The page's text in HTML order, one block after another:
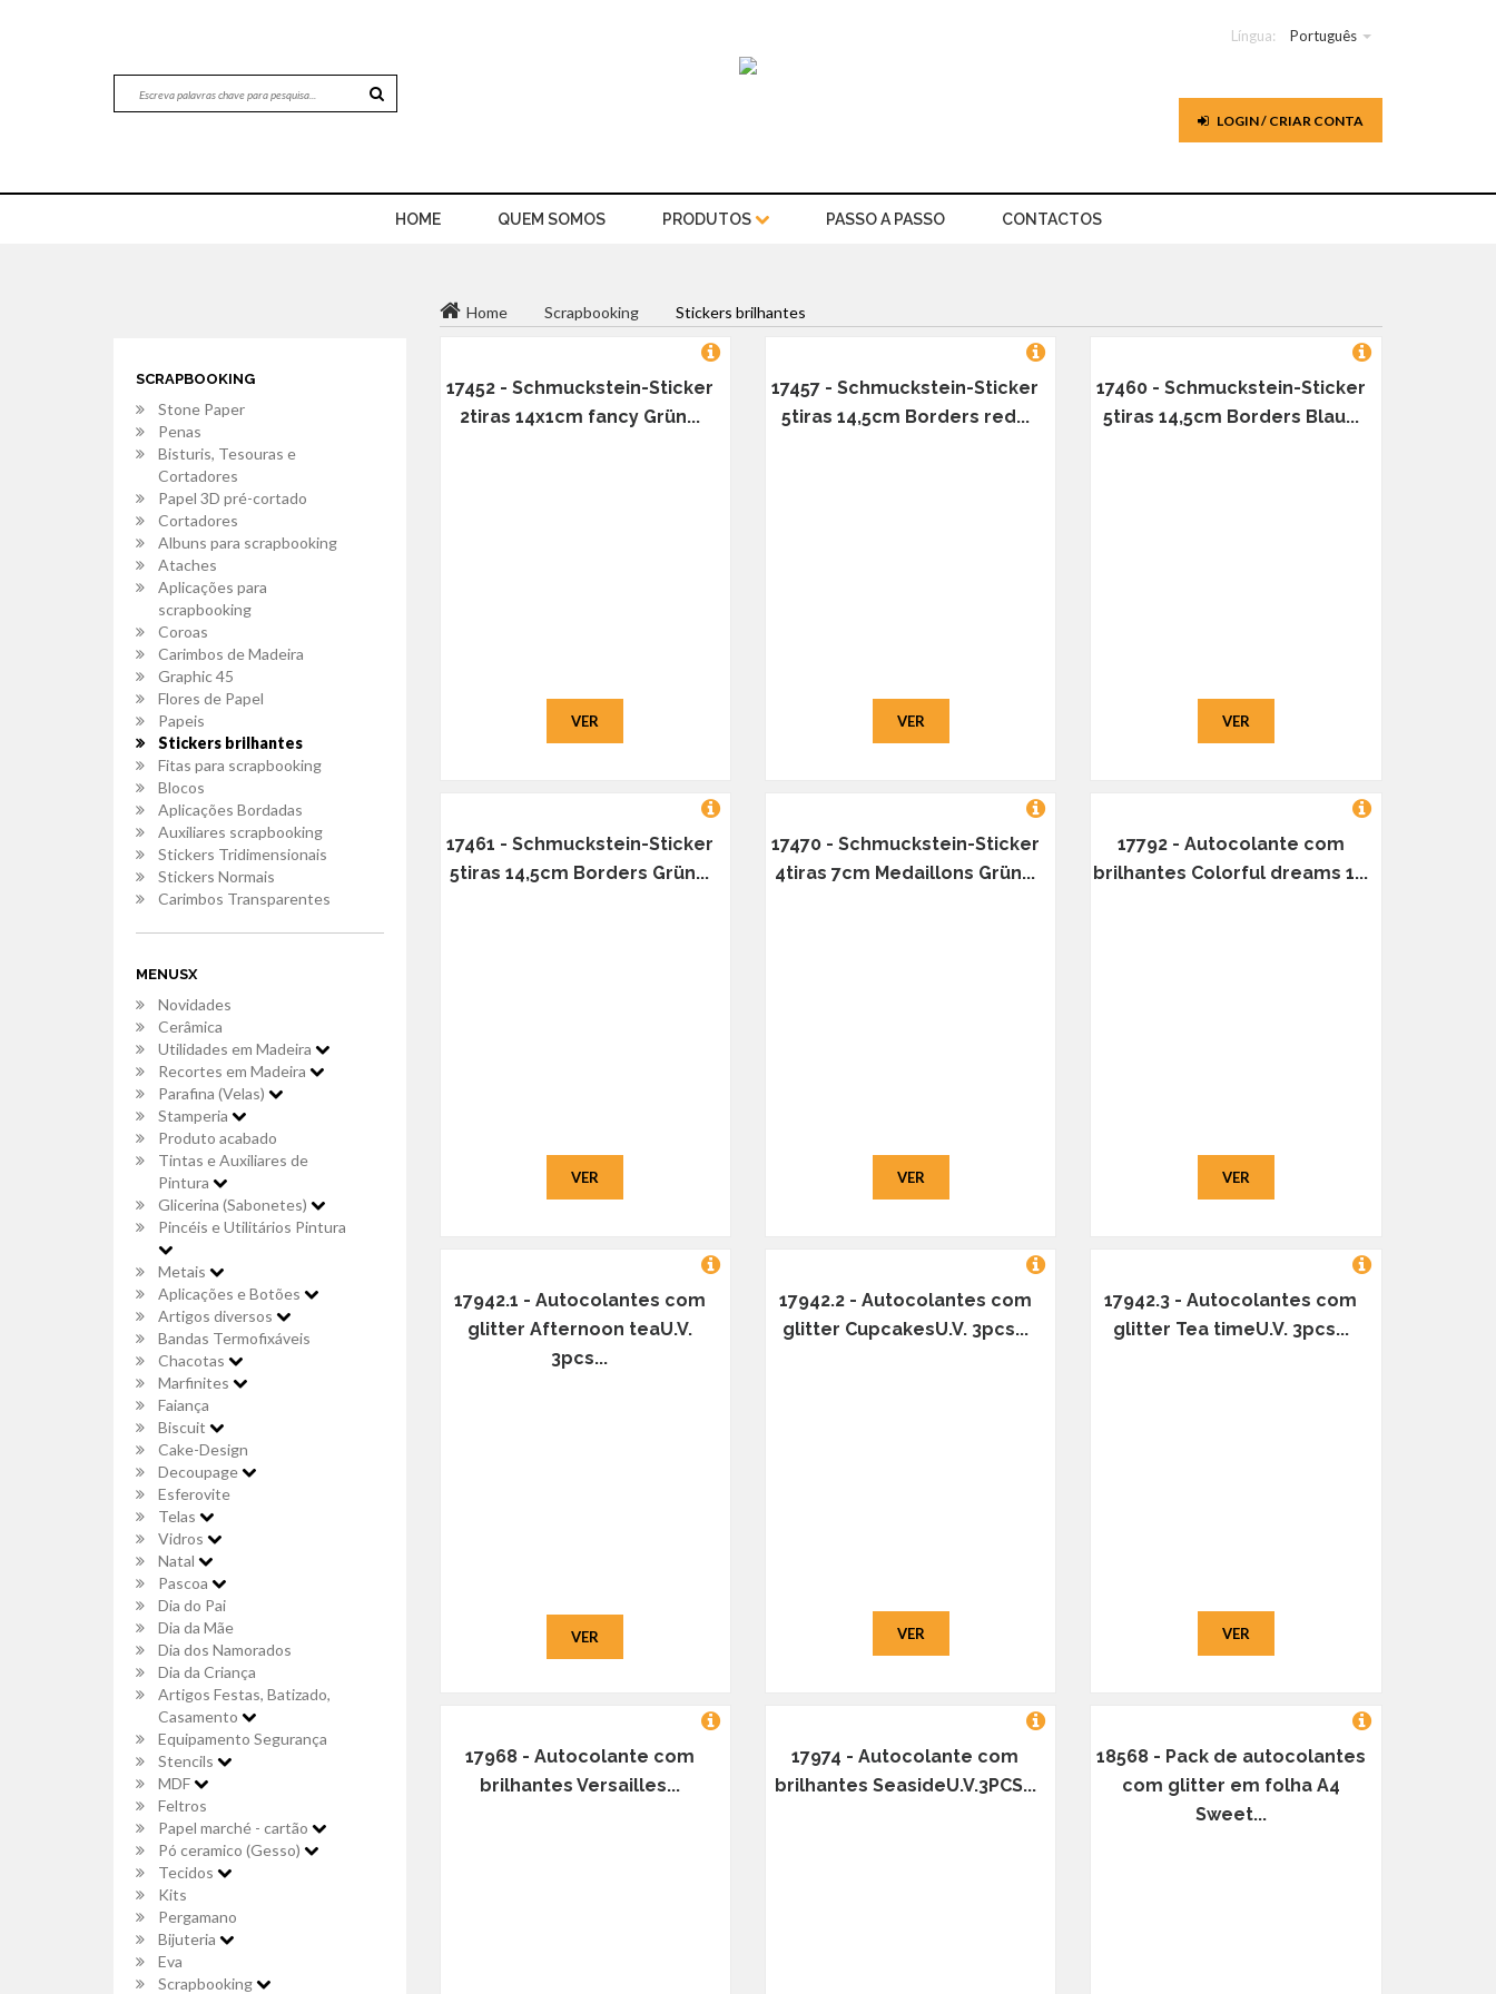
Língua: Português
LOGIN / CRIAR CONTA
HOME QUEM SOMOS PRODUTOS PASSO A PASSO CONTACTOS
SCRAPBOOKING
Stone Paper
Penas
Bisturis, Tesouras e
Cortadores
Papel 3D pré-cortado
Cortadores
Albuns para scrapbooking
Ataches
Aplicações para
scrapbooking
Coroas
Carimbos de Madeira
Graphic 45
Flores de Papel
Papeis
Stickers brilhantes
Fitas para scrapbooking
Blocos
Aplicações Bordadas
Auxiliares scrapbooking
Stickers Tridimensionais
Stickers Normais
Carimbos Transparentes
MENUSX
Novidades
Cerâmica
Utilidades em Madeira
Recortes em Madeira
Parafina (Velas)
Stamperia
Produto acabado
Tintas e Auxiliares de
Pintura
Glicerina (Sabonetes)
Pincéis e Utilitários Pintura
Metais
Aplicações e Botões
Artigos diversos
Bandas Termofixáveis
Chacotas
Marfinites
Faiança
Biscuit
Cake-Design
Decoupage
Esferovite
Telas
Vidros
Natal
Pascoa
Dia do Pai
Dia da Mãe
Dia dos Namorados
Dia da Criança
Artigos Festas, Batizado,
Casamento
Equipamento Segurança
Stencils
MDF
Feltros
Papel marché - cartão
Pó ceramico (Gesso)
Tecidos
Kits
Pergamano
Bijuteria
Eva
Scrapbooking
Home Scrapbooking Stickers brilhantes
17452 - Schmuckstein-Sticker
2tiras 14x1cm fancy Grün...
VER
17457 - Schmuckstein-Sticker
5tiras 14,5cm Borders red...
VER
17460 - Schmuckstein-Sticker
5tiras 14,5cm Borders Blau...
VER
17461 - Schmuckstein-Sticker
5tiras 14,5cm Borders Grün...
VER
17470 - Schmuckstein-Sticker
4tiras 7cm Medaillons Grün...
VER
17792 - Autocolante com
brilhantes Colorful dreams 1...
VER
17942.1 - Autocolantes com
glitter Afternoon teaU.V.
3pcs...
VER
17942.2 - Autocolantes com
glitter CupcakesU.V. 3pcs...
VER
17942.3 - Autocolantes com
glitter Tea timeU.V. 3pcs...
VER
17968 - Autocolante com
brilhantes Versailles...
17974 - Autocolante com
brilhantes SeasideU.V.3PCS...
18568 - Pack de autocolantes
com glitter em folha A4
Sweet...